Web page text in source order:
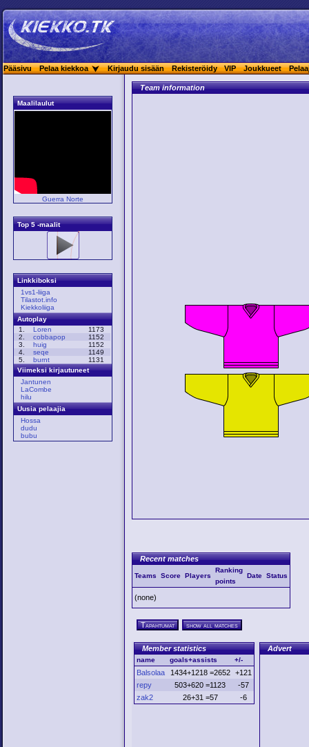
Pääsivu Pelaa kiekkoa Kirjaudu sisään Rekisteröidy VIP Joukkueet
Maalilaulut
Guerra Norte
Top 5 -maalit
Linkkiboksi
1vs1-liiga
Tilastot.info
Kiekkoliiga
Autoplay
1.
Loren
1173
2.
cobbapop
1152
3.
huig
1152
4.
seqe
1149
5.
burnt
1131
Viimeksi kirjautuneet
Jantunen
LaCombe
hilu
Uusia pelaajia
Hossa
dudu
bubu
Team information
Recent matches
Teams Score Players
Ranking
points
Date Status
(none)
Tapahtumat show all matches
Member statistics
name goals+assists +/-
Balsolaa 1434+1218 =2652
+121
repy
503+620 =1123
-57
zak2
26+31 =57 -6
Advert